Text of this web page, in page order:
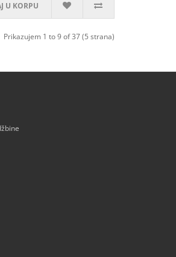
U KORPU
Prikazujem 1 to 9 of 37 (5 strana)